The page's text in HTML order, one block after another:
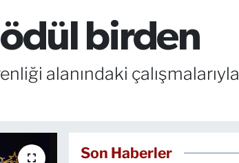
birden
alanındaki çalışmalarıyla
Son Haberler